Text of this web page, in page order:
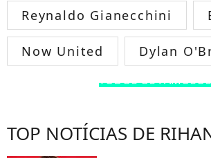
Reynaldo Gianecchini
Now United Dylan
TODOS OS FAMOSOS
TOP NOTÍCIAS DE